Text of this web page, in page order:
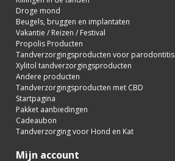
Droge mond
Beugels, bruggen en implantaten
Vakantie / Reizen / Festival
Propolis Producten
Tandverzorgingsproducten voor parodontitis
Xylitol tandverzorgingsproducten
Andere producten
Tandverzorgingsproducten met CBD
Startpagina
Pakket aanbiedingen
Cadeaubon
Tandverzorging voor Hond en Kat
Mijn account